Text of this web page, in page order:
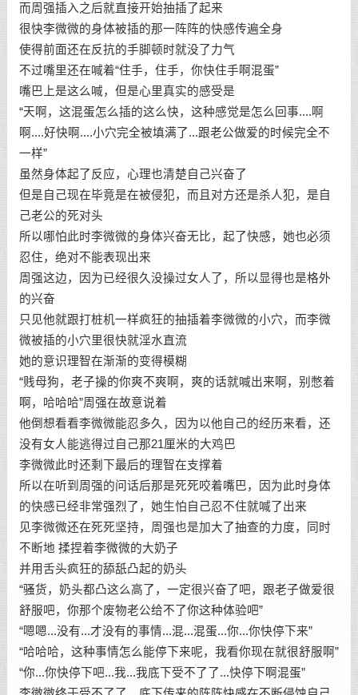
而周强插入之后就直接开始抽插了起来
很快李微微的身体被插的那一阵阵的快感传遍全身
使得前面还在反抗的手脚顿时就没了力气
不过嘴里还在喊着“住手，住手，你快住手啊混蛋”
嘴巴上是这么喊，但是心里真实的感受是
“天啊，这混蛋怎么插的这么快，这种感觉是怎么回事....啊
啊....好快啊....小穴完全被填满了...跟老公做爱的时候完全不
一样”
虽然身体起了反应，心理也清楚自己兴奋了
但是自己现在毕竟是在被侵犯，而且对方还是杀人犯，是自
己老公的死对头
所以哪怕此时李微微的身体兴奋无比，起了快感，她也必须
忍住，绝对不能表现出来
周强这边，因为已经很久没操过女人了，所以显得也是格外
的兴奋
只见他就跟打桩机一样疯狂的抽插着李微微的小穴，而李微
微被插的小穴里很快就淫水直流
她的意识理智在渐渐的变得模糊
“贱母狗，老子操的你爽不爽啊，爽的话就喊出来啊，别憋着
啊，哈哈哈”周强在故意说着
他倒想看看李微微能忍多久，因为以他自己的经历来看，还
没有女人能逃得过自己那21厘米的大鸡巴
李微微此时还剩下最后的理智在支撑着
所以在听到周强的问话后那是死死咬着嘴巴，因为此时身体
的快感已经非常强烈了，她生怕自己忍不住就喊了出来
见李微微还在死死坚持，周强也是加大了抽查的力度，同时
不断地 揉捏着李微微的大奶子
并用舌头疯狂的舔舐凸起的奶头
“骚货，奶头都凸这么高了，一定很兴奋了吧，跟老子做爱很
舒服吧，你那个废物老公给不了你这种体验吧”
“嗯嗯...没有...才没有的事情...混...混蛋...你...你快停下来”
“哈哈哈，这种事情怎么能停下来呢，我看你现在就很舒服啊”
“你...你快停下吧...我...我底下受不了了...快停下啊混蛋”